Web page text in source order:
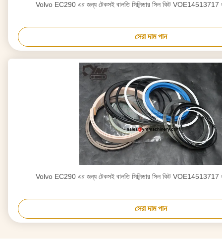
Volvo EC290 এর জন্য টেকসই বালতি সিলিন্ডার সিল কিট VOE14513717
সেরা দাম পান
Volvo EC290 এর জন্য টেকসই বালতি সিলিন্ডার সিল কিট VOE14513717
সেরা দাম পান